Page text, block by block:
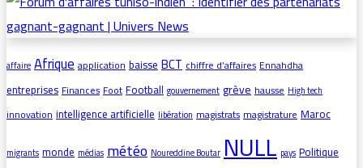
affaire AfriqueapplicationbaisseBCTchiffre d’affairesEnnahdha
entreprisesFinancesFootFootball gouvernement grèvehausse High tech
innovationintelligence artificielle libération magistratsmagistratureMaroc
migrants monde médias météo Noureddine Boutar NULL pays Politique